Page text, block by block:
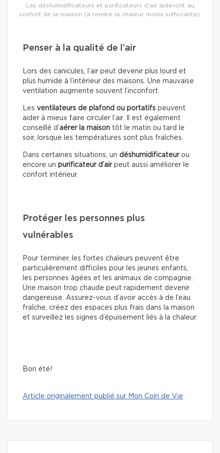
Les déshumidificateurs et purificateurs d’air aideront au
confort de la maison (à rendre la chaleur moins suffocante).
Penser à la qualité de l’air
Lors des canicules, l’air peut devenir plus lourd et
plus humide à l’intérieur des maisons. Une mauvaise
ventilation augmente souvent l’inconfort.
Les ventilateurs de plafond ou portatifs peuvent
aider à mieux faire circuler l’air. Il est également
conseillé d’aérer la maison tôt le matin ou tard le
soir, lorsque les températures sont plus fraîches.
Dans certaines situations, un déshumidificateurou
encore un purificateur d’airpeut aussi améliorer le
confort intérieur.
Protéger les personnes plus
vulnérables
Pour terminer, les fortes chaleurs peuvent être
particulièrement difficiles pour les jeunes enfants,
les personnes âgées et les animaux de compagnie.
Une maison trop chaude peut rapidement devenir
dangereuse. Assurez-vous d’avoir accès à de l’eau
fraîche, créez des espaces plus frais dans la maison
et surveillez les signes d’épuisement liés à la chaleur.
Bon été!
Article originalement publié sur Mon Coin de Vie